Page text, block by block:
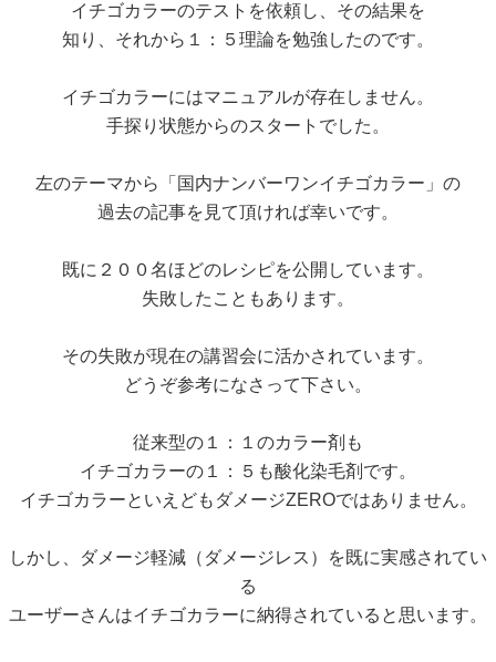
イチゴカラーのテストを依頼し、その結果を
知り、それから１：５理論を勉強したのです。
イチゴカラーにはマニュアルが存在しません。
手探り状態からのスタートでした。
左のテーマから「国内ナンバーワンイチゴカラー」の
過去の記事を見て頂ければ幸いです。
既に２００名ほどのレシピを公開しています。
失敗したこともあります。
その失敗が現在の講習会に活かされています。
どうぞ参考になさって下さい。
従来型の１：１のカラー剤も
イチゴカラーの１：５も酸化染毛剤です。
イチゴカラーといえどもダメージZEROではありません。
しかし、ダメージ軽減（ダメージレス）を既に実感されてい
る
ユーザーさんはイチゴカラーに納得されていると思います。